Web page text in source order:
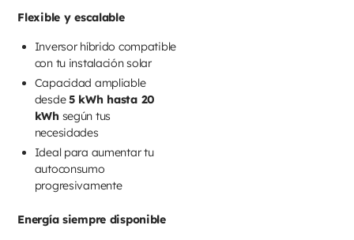
Flexible y escalable
Inversor híbrido compatible
con tu instalación solar
Capacidad ampliable
desde5 kWh hasta 20
kWh según tus
necesidades
Ideal para aumentar tu
autoconsumo
progresivamente
Energía siempre disponible